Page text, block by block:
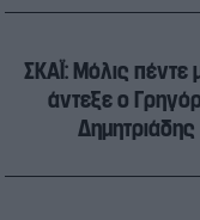
ΣΚΑΪ: Μόλις πέντε
άντεξε ο
Δημητριάδης